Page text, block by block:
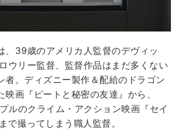
、39歳のアメリカ人監督のデヴィッ
ウリー監督、監督作品はまだ多くない
者。ディズニー製作＆配給のドラゴン
映画『ピートと秘密の友達』から、
ルのクライム・アクション映画『セイ
で撮ってしまう職人監督。